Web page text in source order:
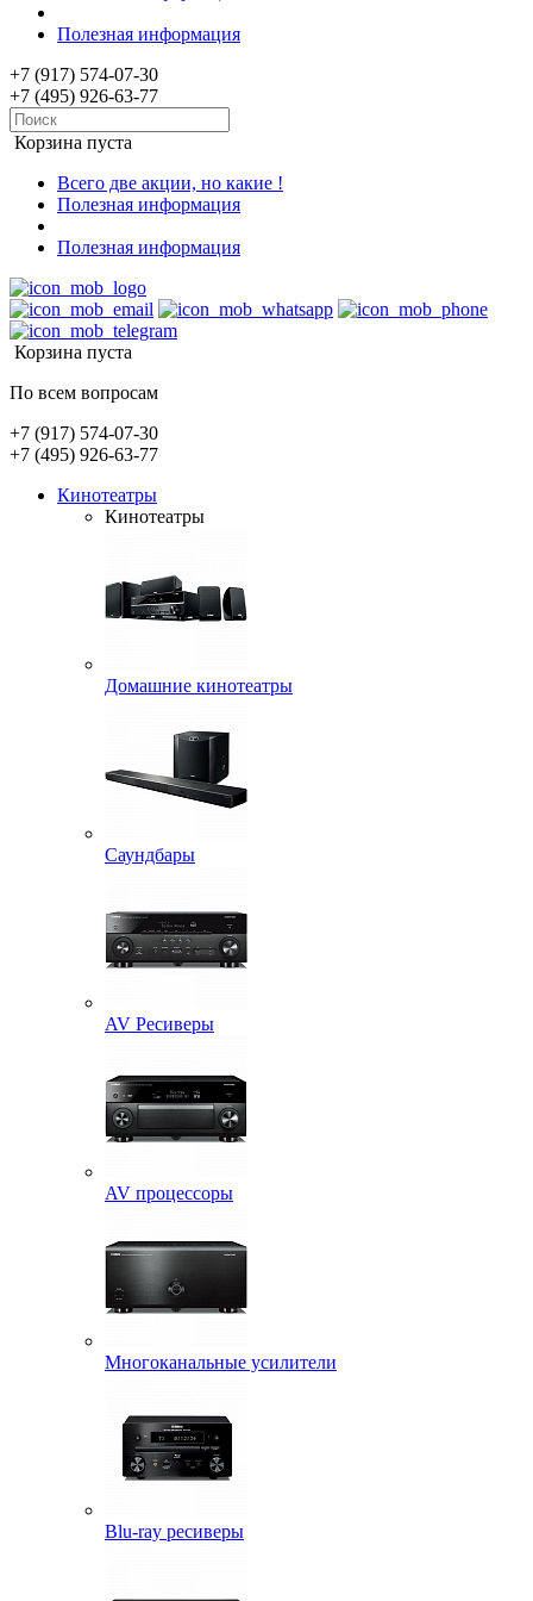
Полезная информация
+7 (917) 574-07-30
+7 (495) 926-63-77
Корзина пуста
Всего две акции, но какие !
Полезная информация
Полезная информация
Корзина пуста
По всем вопросам
+7 (917) 574-07-30
+7 (495) 926-63-77
Кинотеатры
Кинотеатры
Домашние кинотеатры
Саундбары
AV Ресиверы
AV процессоры
Многоканальные усилители
Blu-ray ресиверы